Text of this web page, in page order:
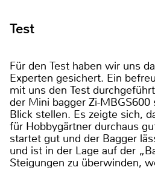
Test
Für den Test haben wir uns
Experten gesichert. Ein
mit uns den Test
der Mini bagger Zi-
Blick stellen. Es zeigte sich,
für Hobbygärtner durchaus
startet gut und der Bagger
und ist in der Lage auf der
Steigungen zu überwinden,